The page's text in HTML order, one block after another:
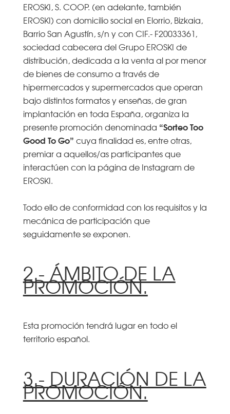
EROSKI, S. COOP. (en adelante, también
EROSKI) con domicilio social en Elorrio, Bizkaia,
Barrio San Agustín, s/n y con CIF.- F20033361,
sociedad cabecera del Grupo EROSKI de
distribución, dedicada a la venta al por menor
de bienes de consumo a través de
hipermercados y supermercados que operan
bajo distintos formatos y enseñas, de gran
implantación en toda España, organiza la
presente promoción denominada “Sorteo Too
Good To Go” cuya finalidad es, entre otras,
premiar a aquellos/as participantes que
interactúen con la página de Instagram de
EROSKI.
Todo ello de conformidad con los requisitos y la
mecánica de participación que
seguidamente se exponen.
2.- ÁMBITO DE LA
PROMOCIÓN.
Esta promoción tendrá lugar en todo el
territorio español.
3.- DURACIÓN DE LA
PROMOCIÓN.